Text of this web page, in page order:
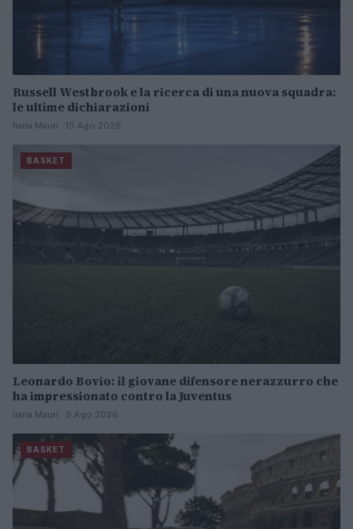
Russell Westbrook e la ricerca di una nuova squadra:
le ultime dichiarazioni
Ilaria Mauri · 10 Ago 2026
BASKET
Leonardo Bovio: il giovane difensore nerazzurro che
ha impressionato contro la Juventus
Ilaria Mauri · 9 Ago 2026
BASKET